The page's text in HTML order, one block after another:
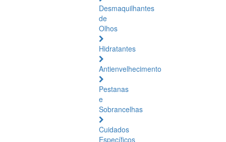
Desmaquilhantes
de
Olhos
Hidratantes
Antienvelhecimento
Pestanas
e
Sobrancelhas
Cuidados
Específicos